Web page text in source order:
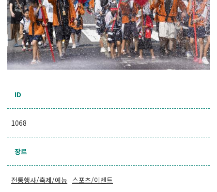
ID
1068
장르
전통행사/축제/예능 스포츠/이벤트